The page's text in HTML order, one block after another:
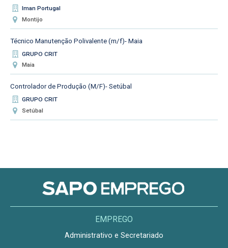
Iman Portugal
Montijo
Técnico Manutenção Polivalente (m/f)- Maia
GRUPO CRIT
Maia
Controlador de Produção (M/F)- Setúbal
GRUPO CRIT
Setúbal
EMPREGO
Administrativo e Secretariado